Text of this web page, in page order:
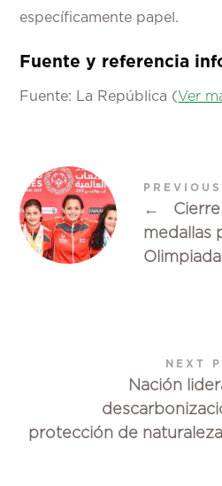
específicamente papel.
Fuente y referencia
Fuente: La República (Ver
←
medallas
NEXT
Nación
protección de naturaleza